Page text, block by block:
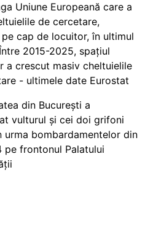
Uniune Europeană care a
de cercetare,
cap de locuitor, în ultimul
2015-2025, spațiul
a crescut masiv cheltuielile
- ultimele date Eurostat
din București a
vulturul și cei doi grifoni
urma bombardamentelor din
pe frontonul Palatului